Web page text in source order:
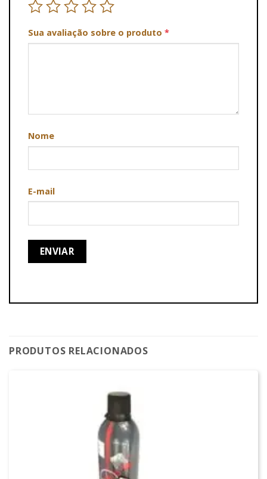
Sua avaliação sobre o produto *
Nome
E-mail
PRODUTOS RELACIONADOS